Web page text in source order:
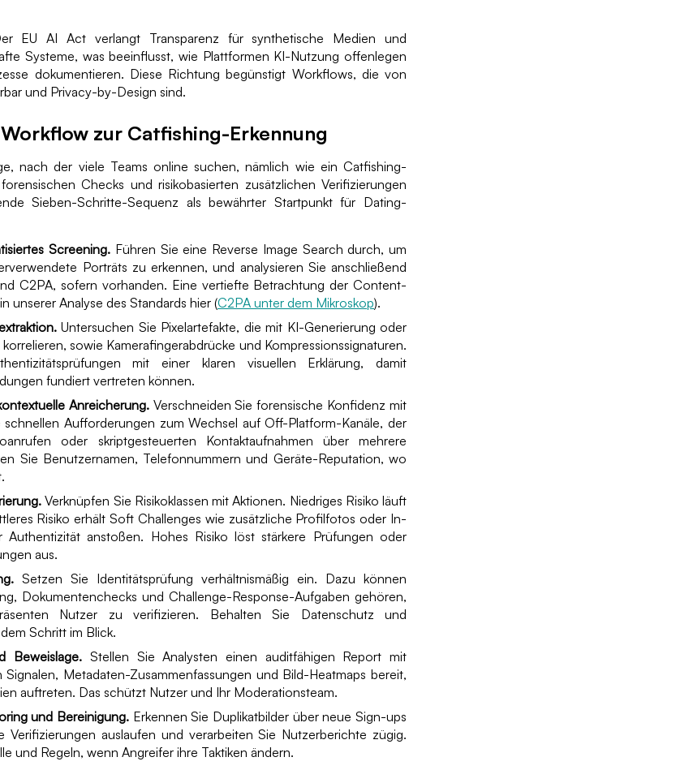
EU AI Act verlangt Transparenz für synthetische Medien und
Systeme, was beeinflusst, wie Plattformen KI-Nutzung offenlegen
dokumentieren. Diese Richtung begünstigt Workflows, die von
und Privacy-by-Design sind.
zur Catfishing-Erkennung
nach der viele Teams online suchen, nämlich wie ein Catfishing-
Checks und risikobasierten zusätzlichen Verifizierungen
Sieben-Schritte-Sequenz als bewährter Startpunkt für Dating-
Screening. Führen Sie eine Reverse Image Search durch, um
Porträts zu erkennen, und analysieren Sie anschließend
C2PA, sofern vorhanden. Eine vertiefte Betrachtung der Content-
unserer Analyse des Standards hier (C2PA unter dem Mikroskop).
Untersuchen Sie Pixelartefakte, die mit KI-Generierung oder
sowie Kamerafingerabdrücke und Kompressionssignaturen.
mit einer klaren visuellen Erklärung, damit
fundiert vertreten können.
Anreicherung.Verschneiden Sie forensische Konfidenz mit
schnellen Aufforderungen zum Wechsel auf Off-Platform-Kanäle, der
oder skriptgesteuerten Kontaktaufnahmen über mehrere
Sie Benutzernamen, Telefonnummern und Geräte-Reputation, wo
Verknüpfen Sie Risikoklassen mit Aktionen. Niedriges Risiko läuft
Risiko erhält Soft Challenges wie zusätzliche Profilfotos oder In-
Authentizität anstoßen. Hohes Risiko löst stärkere Prüfungen oder
aus.
Setzen Sie Identitätsprüfung verhältnismäßig ein. Dazu können
Dokumentenchecks und Challenge-Response-Aufgaben gehören,
Nutzer zu verifizieren. Behalten Sie Datenschutz und
Schritt im Blick.
Beweislage. Stellen Sie Analysten einen auditfähigen Report mit
Metadaten-Zusammenfassungen und Bild-Heatmaps bereit,
auftreten. Das schützt Nutzer und Ihr Moderationsteam.
und Bereinigung. Erkennen Sie Duplikatbilder über neue Sign-ups
Verifizierungen auslaufen und verarbeiten Sie Nutzerberichte zügig.
und Regeln, wenn Angreifer ihre Taktiken ändern.